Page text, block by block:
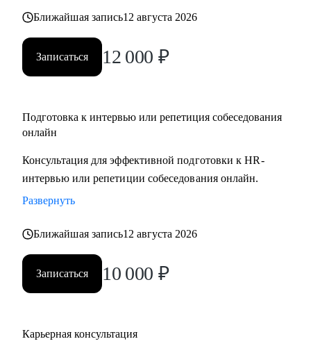
Ближайшая запись12 августа 2026
Записаться 12 000 ₽
Подготовка к интервью или репетиция собеседования
онлайн
Консультация для эффективной подготовки к HR-
интервью или репетиции собеседования онлайн.
Развернуть
Ближайшая запись12 августа 2026
Записаться 10 000 ₽
Карьерная консультация